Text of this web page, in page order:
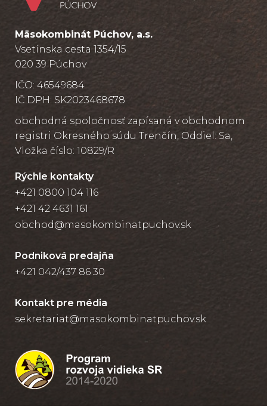
Mäsokombinát Púchov, a.s.
Vsetínska cesta 1354/15
020 39 Púchov
IČO: 46549684
IČ DPH: SK2023468678
obchodná spoločnosť zapísaná v obchodnom
registri Okresného súdu Trenčín, Oddiel: Sa,
Vložka číslo: 10829/R
Rýchle kontakty
+421 0800 104 116
+421 42 4631 161
obchod@masokombinatpuchov.sk
Podniková predajňa
+421 042/437 86 30
Kontakt pre média
sekretariat@masokombinatpuchov.sk